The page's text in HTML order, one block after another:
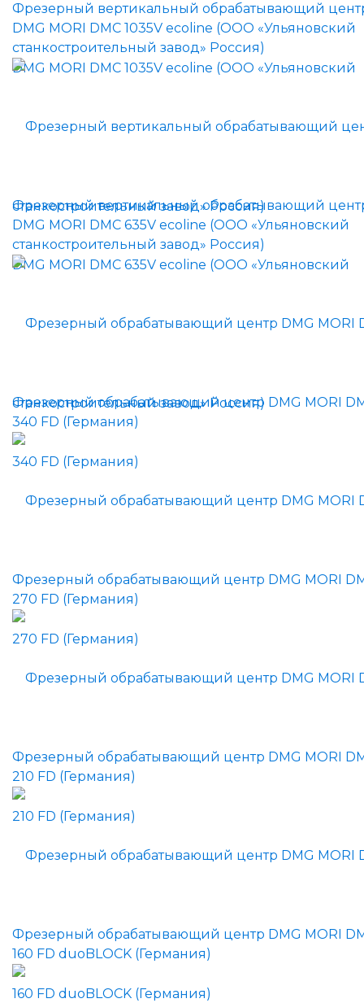
Фрезерный вертикальный обрабатывающий
DMG MORI DMC 1035V ecoline (ООО «Ульяновский
станкостроительный завод» Россия)
Фрезерный вертикальный обрабатывающий
DMG MORI DMC 635V ecoline (ООО «Ульяновский
станкостроительный завод» Россия)
Фрезерный обрабатывающий центр DMG MORI
340 FD (Германия)
Фрезерный обрабатывающий центр DMG MORI
270 FD (Германия)
Фрезерный обрабатывающий центр DMG MORI
210 FD (Германия)
Фрезерный обрабатывающий центр DMG MORI
160 FD duoBLOCK (Германия)